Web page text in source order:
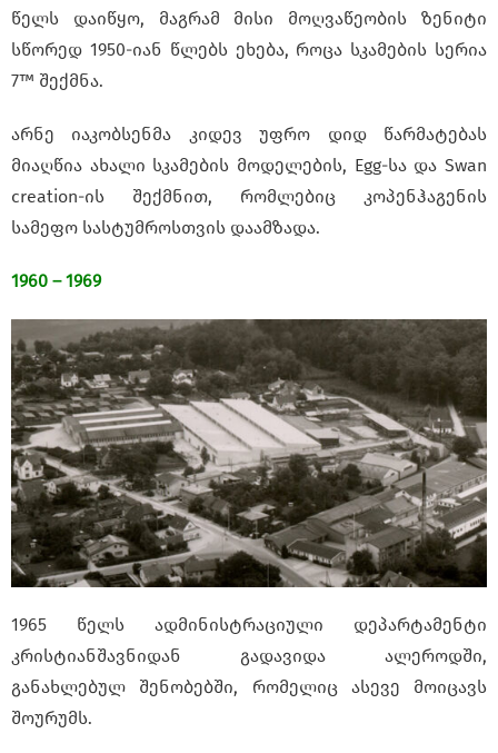
წელს დაიწყო, მაგრამ მისი მოღვაწეობის ზენიტი
სწორედ 1950-იან წლებს ეხება, როცა სკამების სერია
7™ შექმნა.
არნე იაკობსენმა კიდევ უფრო დიდ წარმატებას
მიაღწია ახალი სკამების მოდელების, Egg-სა და Swan
creation-ის შექმნით, რომლებიც კოპენჰაგენის
სამეფო სასტუმროსთვის დაამზადა.
1960 – 1969
1965 წელს ადმინისტრაციული დეპარტამენტი
კრისტიანშავნიდან გადავიდა ალეროდში,
განახლებულ შენობებში, რომელიც ასევე მოიცავს
შოურუმს.